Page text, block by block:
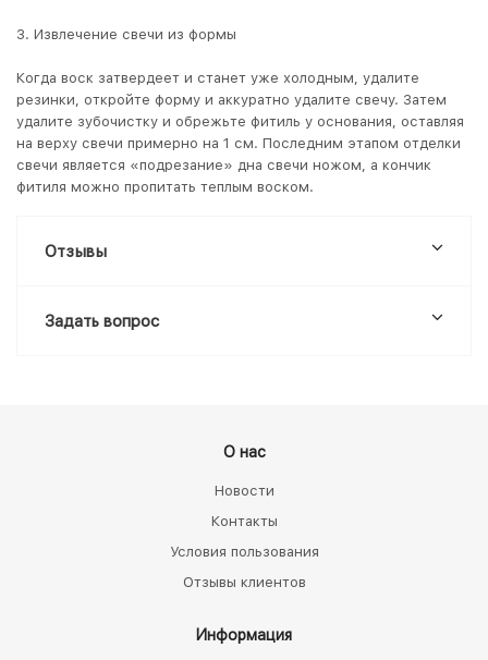
3. Извлечение свечи из формы
Когда воск затвердеет и станет уже холодным, удалите
резинки, откройте форму и аккуратно удалите свечу. Затем
удалите зубочистку и обрежьте фитиль у основания, оставляя
на верху свечи примерно на 1 см. Последним этапом отделки
свечи является «подрезание» дна свечи ножом, а кончик
фитиля можно пропитать теплым воском.
Отзывы
Задать вопрос
О нас
Новости
Контакты
Условия пользования
Отзывы клиентов
Информация